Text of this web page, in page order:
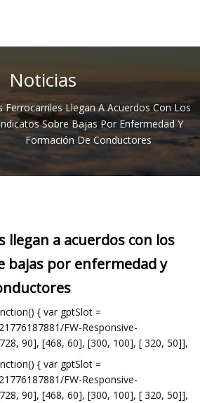
Noticias
Ferrocarriles Llegan A Acuerdos Con Los
Sobre Bajas Por Enfermedad Y
Formación De Conductores
llegan a acuerdos con los
bajas por enfermedad y
{ var gptSlot =
FW-Responsive-
90], [468, 60], [300, 100], [ 320, 50]],
{ var gptSlot =
FW-Responsive-
90], [468, 60], [300, 100], [ 320, 50]],